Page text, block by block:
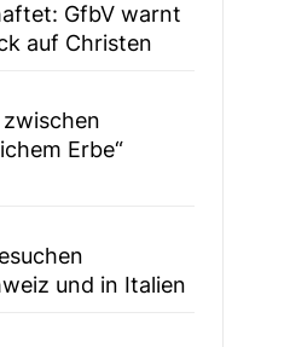
GfbV warnt
auf Christen
zwischen
Erbe“
und in Italien